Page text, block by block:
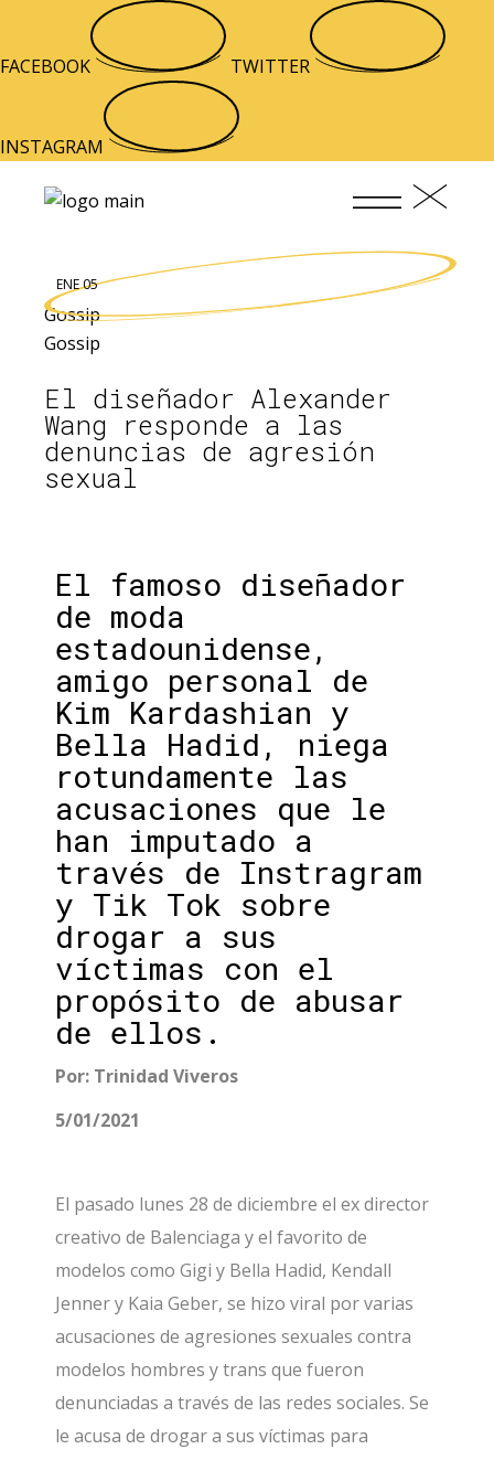
FACEBOOK TWITTER
INSTAGRAM
ENE 05
Gossip
Gossip
El diseñador Alexander
Wang responde a las
denuncias de agresión
sexual
El famoso diseñador
de moda
estadounidense,
amigo personal de
Kim Kardashian y
Bella Hadid, niega
rotundamente las
acusaciones que le
han imputado a
través de Instragram
y Tik Tok sobre
drogar a sus
víctimas con el
propósito de abusar
de ellos.
Por: Trinidad Viveros
5/01/2021
El pasado lunes 28 de diciembre el ex director
creativo de Balenciaga y el favorito de
modelos como Gigi y Bella Hadid, Kendall
Jenner y Kaia Geber, se hizo viral por varias
acusaciones de agresiones sexuales contra
modelos hombres y trans que fueron
denunciadas a través de las redes sociales. Se
le acusa de drogar a sus víctimas para